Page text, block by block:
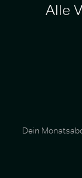
Alle
Dein